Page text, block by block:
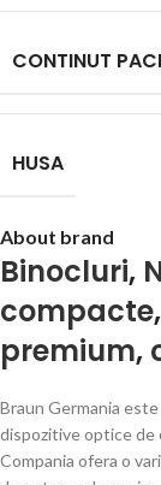
CONTINUT
HUSA
About brand
Binocluri,
compacte
premium,
Braun Germania
dispozitive optice de
Compania ofera o